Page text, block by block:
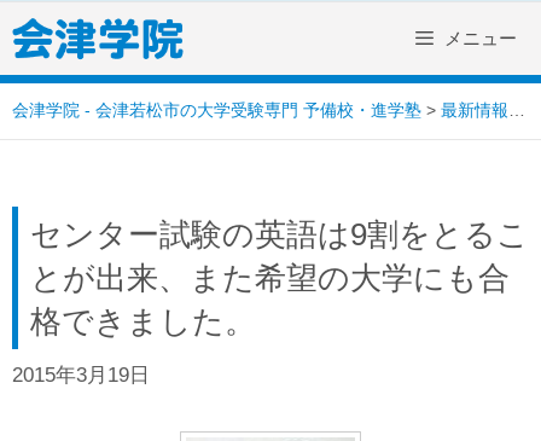
Skip
to
content
メニュー
会津学院 - 会津若松市の大学受験専門 予備校・進学塾 > 最新情報 >
センター試験の英語は9割をとるこ
とが出来、また希望の大学にも合
格できました。
2015年3月19日